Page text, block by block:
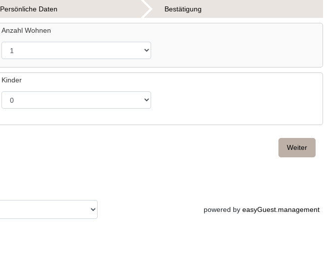
Persönliche Daten Bestätigung
Anzahl Wohnen
Kinder
Weiter
powered by easyGuest.management